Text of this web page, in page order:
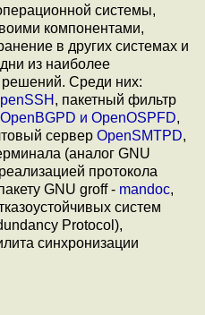
системы,
компонентами,
в других системах и
из наиболее
решений. Среди них:
, пакетный фильтр
OpenBGPD и OpenOSPFD,
сервер OpenSMTPD,
(аналог GNU
протокола
GNU groff - mandoc,
систем
Protocol),
синхронизации